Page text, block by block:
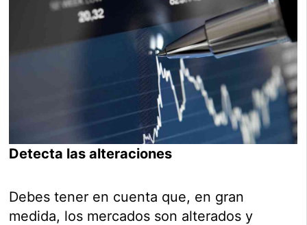
Detecta las alteraciones
Debes tener en cuenta que, en gran
medida, los mercados son alterados y